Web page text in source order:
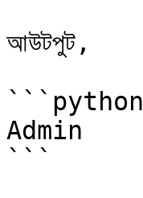
আউটপুট,
```python
Admin
```